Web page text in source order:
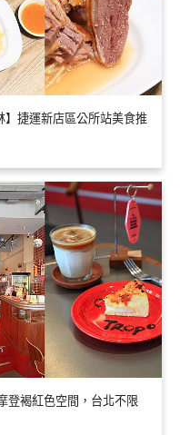
】捷運新店區公所站美食推
登褐紅色空間，台北不限